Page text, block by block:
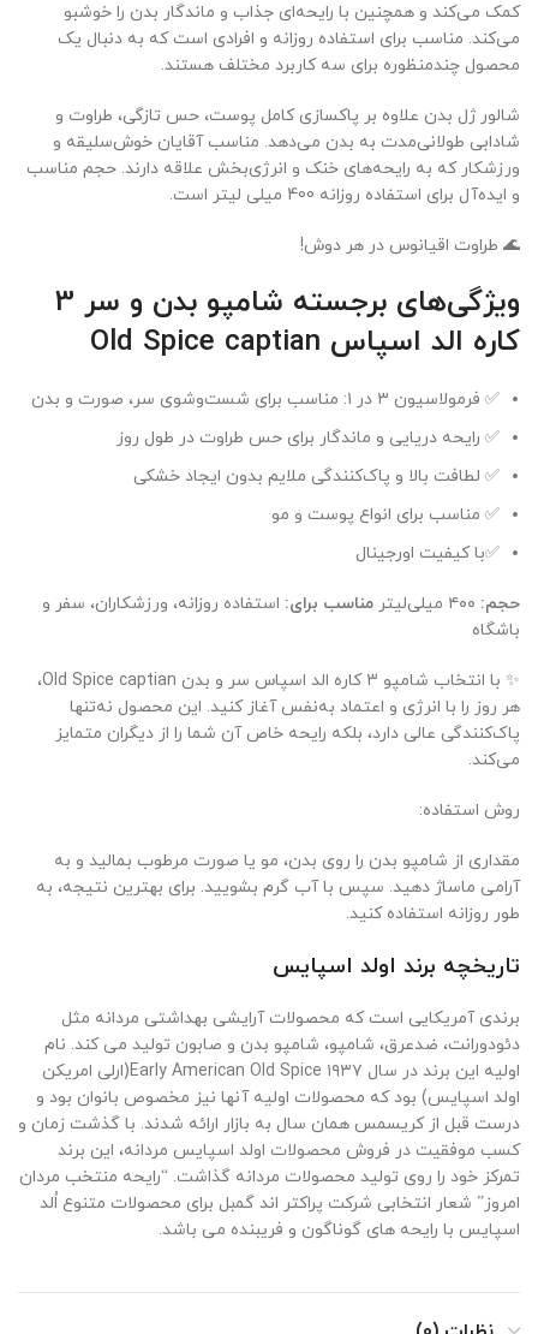
کمک می‌کند و همچنین با رایحه‌ای جذاب و ماندگار بدن را خوشبو
می‌کند. مناسب برای استفاده روزانه و افرادی است که به دنبال یک
محصول چندمنظوره برای سه کاربرد مختلف هستند.
شالور ژل بدن علاوه بر پاکسازی کامل پوست، حس تازگی، طراوت و
شادابی طولانی‌مدت به بدن می‌دهد. مناسب آقایان خوش‌سلیقه و
ورزشکار که به رایحه‌های خنک و انرژی‌بخش علاقه دارند. حجم مناسب
و ایده‌آل برای استفاده روزانه 400 میلی لیتر است.
🌊 طراوت اقیانوس در هر دوش!
ویژگی‌های برجسته شامپو بدن و سر 3
کاره الد اسپاس Old Spice captian
✅ فرمولاسیون ۳ در ۱: مناسب برای شست‌وشوی سر، صورت و بدن
✅ رایحه دریایی و ماندگار برای حس طراوت در طول روز
✅ لطافت بالا و پاک‌کنندگی ملایم بدون ایجاد خشکی
✅ مناسب برای انواع پوست و مو
✅با کیفیت اورجینال
حجم: مناسب برای: استفاده روزانه، ورزشکاران، سفر و
باشگاه
✨ با انتخاب شامپو 3 کاره الد اسپاس سر و بدن Old Spice captian،
هر روز را با انرژی و اعتماد به‌نفس آغاز کنید. این محصول نه‌تنها
پاک‌کنندگی عالی دارد، بلکه رایحه خاص آن شما را از دیگران متمایز
می‌کند.
روش استفاده:
مقداری از شامپو بدن را روی بدن، مو یا صورت مرطوب بمالید و به
آرامی ماساژ دهید. سپس با آب گرم بشویید. برای بهترین نتیجه، به
طور روزانه استفاده کنید.
تاریخچه برند اولد اسپایس
برندی آمریکایی است که محصولات آرایشی بهداشتی مردانه مثل
دئودورانت، ضدعرق، شامپو، شامپو بدن و صابون تولید می کند. نام
اولیه این برند در سال ۱۹۳۷ Early American Old Spice(ارلی امریکن
اولد اسپایس) بود که محصولات اولیه آنها نیز مخصوص بانوان بود و
درست قبل از کریسمس همان سال به بازار ارائه شدند. با گذشت زمان و
کسب موفقیت در فروش محصولات اولد اسپایس مردانه، این برند
تمرکز خود را روی تولید محصولات مردانه گذاشت. “رایحه منتخب مردان
امروز” شعار انتخابی شرکت پراکتر اند گمبل برای محصولات متنوع اُلد
اسپایس با رایحه های گوناگون و فریبنده می باشد.